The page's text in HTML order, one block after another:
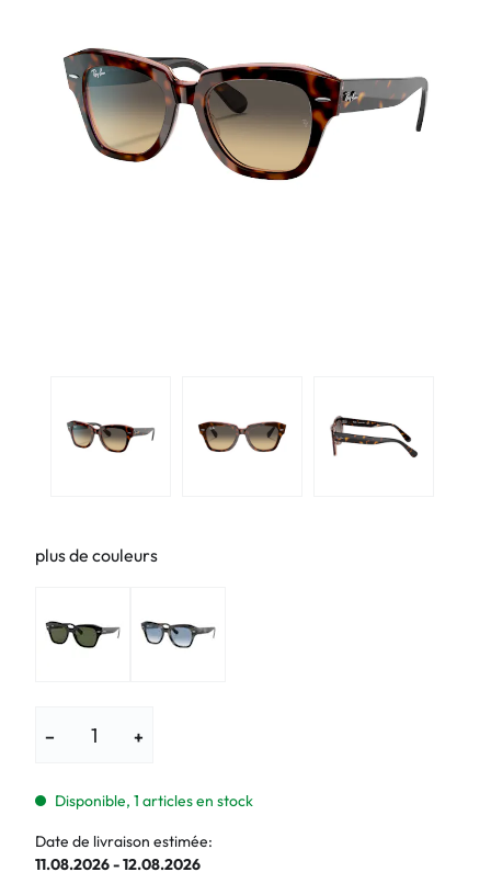
plus de couleurs
− +
Disponible, 1 articles en stock
Date de livraison estimée:
11.08.2026 - 12.08.2026